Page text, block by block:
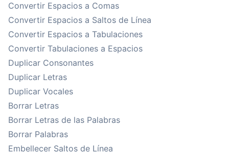
Convertir Espacios a Comas
Convertir Espacios a Saltos de Línea
Convertir Espacios a Tabulaciones
Convertir Tabulaciones a Espacios
Duplicar Consonantes
Duplicar Letras
Duplicar Vocales
Borrar Letras
Borrar Letras de las Palabras
Borrar Palabras
Embellecer Saltos de Línea